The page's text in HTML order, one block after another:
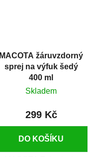
MACOTA žáruvzdorný
sprej na výfuk šedý
400 ml
Skladem
299 Kč
DO KOŠÍKU